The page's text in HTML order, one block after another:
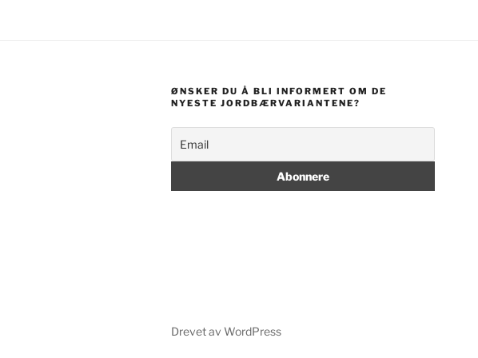
ØNSKER DU Å BLI INFORMERT OM DE
NYESTE JORDBÆRVARIANTENE?
Drevet av WordPress